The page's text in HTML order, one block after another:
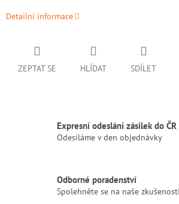
Detailní informace
ZEPTAT SE HLÍDAT SDÍLET
Expresní odeslání zásilek do ČR
Odesíláme v den objednávky
Odborné poradenství
Spolehněte se na naše zkušenosti